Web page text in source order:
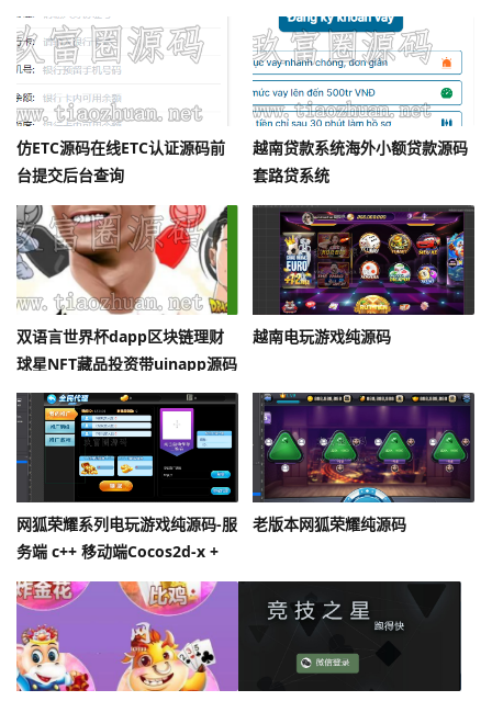
仿ETC源码在线ETC认证源码前
台提交后台查询
越南贷款系统海外小额贷款源码
套路贷系统
双语言世界杯dapp区块链理财
球星NFT藏品投资带uinapp源码
越南电玩游戏纯源码
网狐荣耀系列电玩游戏纯源码-服
务端 c++ 移动端Cocos2d-x +
Lua
老版本网狐荣耀纯源码